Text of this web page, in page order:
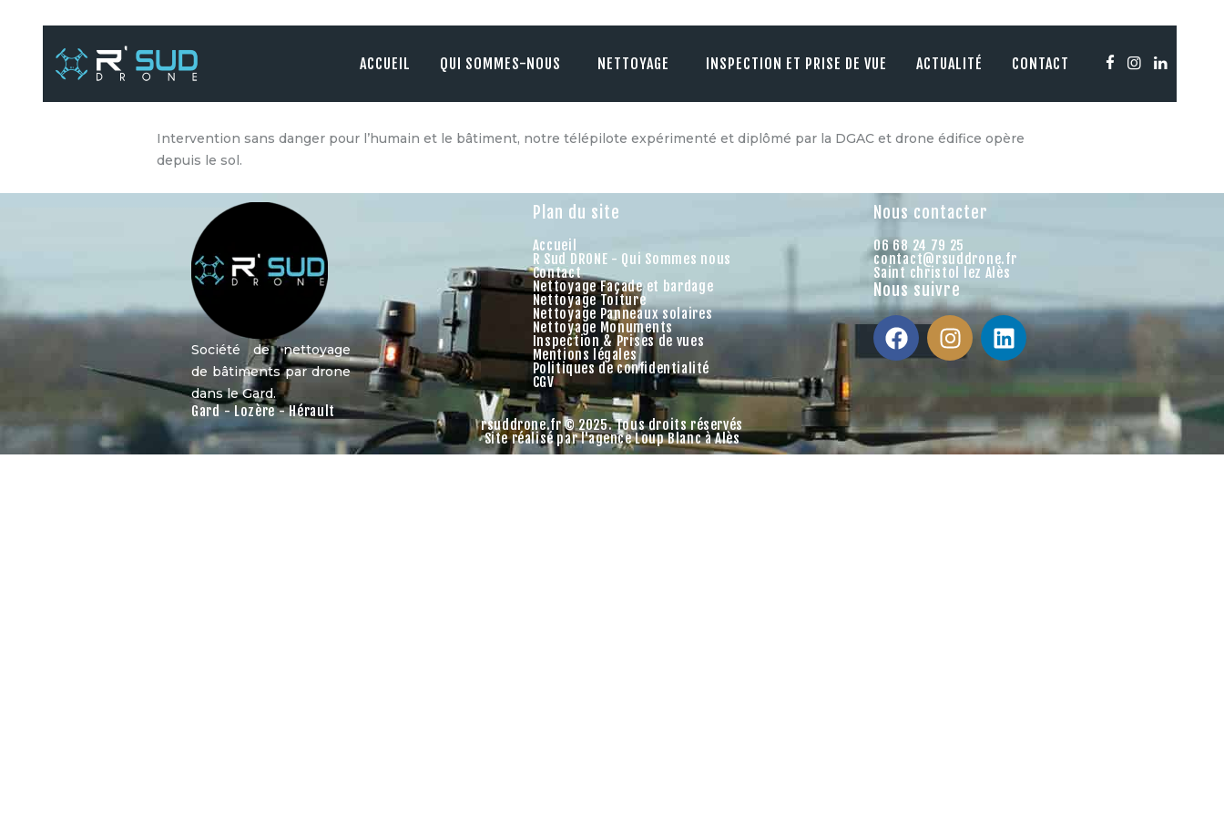
ACCUEIL QUI SOMMES-NOUS NETTOYAGE INSPECTION ET PRISE DE VUE ACTUALITÉ CONTACT
ACCUEIL
QUI SOMMES-NOUS
NETTOYAGE
INSPECTION ET PRISE
ACTUALITÉ
CONTACT
Intervention sans danger pour l’humain et le bâtiment, notre télépilote expérimenté et diplômé par la DGAC et drone édifice opère
depuis le sol.
Société de nettoyage
de bâtiments par drone
dans le Gard.
Gard - Lozère - Hérault
Plan du site
Accueil
R Sud DRONE - Qui Sommes nous
Contact
Nettoyage Façade et bardage
Nettoyage Toiture
Nettoyage Panneaux solaires
Nettoyage Monuments
Inspection & Prises de vues
Mentions légales
Politiques de confidentialité
CGV
Nous contacter
06 68 24 79 25
contact@rsuddrone.fr
Saint christol lez Alès
Nous suivre
rsuddrone.fr © 2025. Tous droits réservés
Site réalisé par l'agence Loup Blanc à Alès